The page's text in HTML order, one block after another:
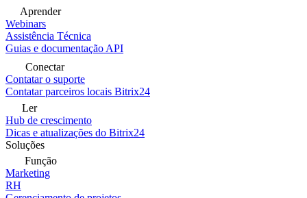
Aprender
Webinars
Assistência Técnica
Guias e documentação API
Conectar
Contatar o suporte
Contatar parceiros locais Bitrix24
Ler
Hub de crescimento
Dicas e atualizações do Bitrix24
Soluções
Função
Marketing
RH